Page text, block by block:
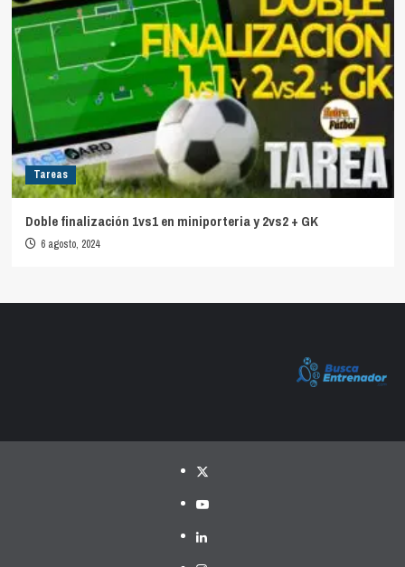
Tareas
Doble finalización 1vs1 en miniporteria y 2vs2 + GK
6 agosto, 2024
Twitter
YouTube
LinkedIn